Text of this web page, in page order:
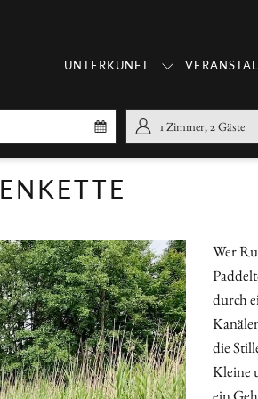
UNTERKUNFT
Out
Auscheckdatum
ist
8.
1Zimmer,2Gäste
Wer
durch
die
Kleine